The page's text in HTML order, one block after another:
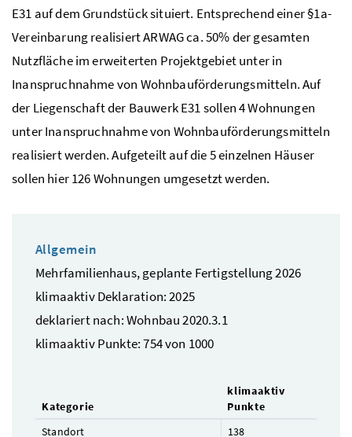
E31 auf dem Grundstück situiert. Entsprechend einer §1a-
Vereinbarung realisiert ARWAG ca. 50% der gesamten
Nutzfläche im erweiterten Projektgebiet unter in
Inanspruchnahme von Wohnbauförderungsmitteln. Auf
der Liegenschaft der Bauwerk E31 sollen 4 Wohnungen
unter Inanspruchnahme von Wohnbauförderungsmitteln
realisiert werden. Aufgeteilt auf die 5 einzelnen Häuser
sollen hier 126 Wohnungen umgesetzt werden.
Allgemein
Mehrfamilienhaus, geplante Fertigstellung 2026
klimaaktiv Deklaration: 2025
deklariert nach: Wohnbau 2020.3.1
klimaaktiv Punkte: 754 von 1000
Kategorie
klimaaktiv
Punkte
Standort
138